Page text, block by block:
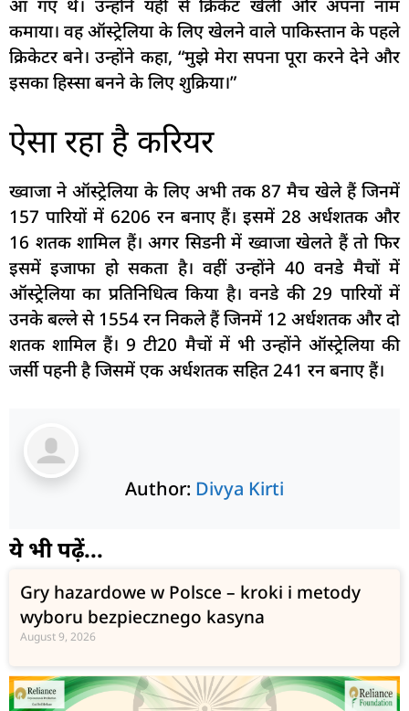
आ गए थे। उन्होंने यहीं से क्रिकेट खेली और अपना नाम
कमाया। वह ऑस्ट्रेलिया के लिए खेलने वाले पाकिस्तान के पहले
क्रिकेटर बने। उन्होंने कहा, “मुझे मेरा सपना पूरा करने देने और
इसका हिस्सा बनने के लिए शुक्रिया।”
ऐसा रहा है करियर
ख्वाजा ने ऑस्ट्रेलिया के लिए अभी तक 87 मैच खेले हैं जिनमें
157 पारियों में 6206 रन बनाए हैं। इसमें 28 अर्धशतक और
16 शतक शामिल हैं। अगर सिडनी में ख्वाजा खेलते हैं तो फिर
इसमें इजाफा हो सकता है। वहीं उन्होंने 40 वनडे मैचों में
ऑस्ट्रेलिया का प्रतिनिधित्व किया है। वनडे की 29 पारियों में
उनके बल्ले से 1554 रन निकले हैं जिनमें 12 अर्धशतक और दो
शतक शामिल हैं। 9 टी20 मैचों में भी उन्होंने ऑस्ट्रेलिया की
जर्सी पहनी है जिसमें एक अर्धशतक सहित 241 रन बनाए हैं।
Author: Divya Kirti
ये भी पढ़ें...
Gry hazardowe w Polsce – kroki i metody
wyboru bezpiecznego kasyna
August 9, 2026